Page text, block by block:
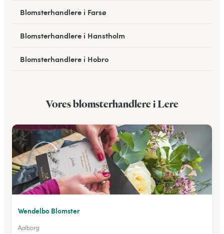
Blomsterhandlere i Farsø
Blomsterhandlere i Hanstholm
Blomsterhandlere i Hobro
Blomsterhandlere i Nykøbing M
Vores blomsterhandlere i Lere
Wendelbo Blomster
Aalborg